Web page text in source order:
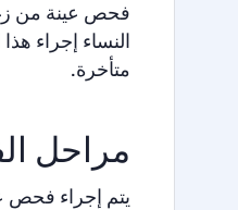
فحص عينة من
النساء إجراء
متأخرة.
مراحل
يتم إجراء فحص